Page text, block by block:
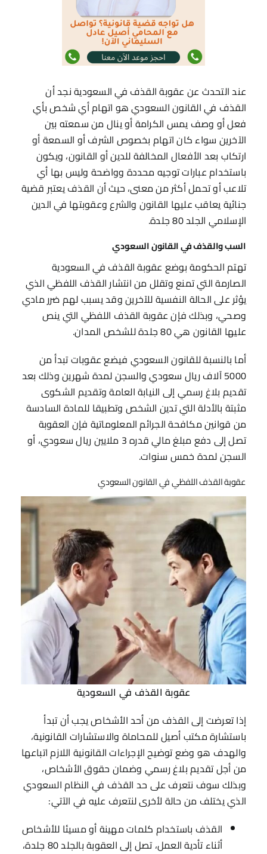
عند التحدث عن عقوبة القذف في السعودية نجد أن
القذف في القانون السعودي هو اتهام أي شخص بأي
فعل أو وصف يمس الكرامة أو ينال من سمعته بين
الآخرين سواء كان اتهام بخصوص الشرف أو السمعة أو
ارتكاب بعد الأفعال المخالفة للدين أو القانون، ويكون
باستخدام عبارات توجيه محددة وواضحة وليس بها أي
تلاعب أو تحمل أكثر من معنى، حيث أن القذف يعتبر قضية
جنائية يعاقب عليها القانون والشرع وعقوبتها في الدين
الإسلامي الجلد 80 جلدة.
السب والقذف في القانون السعودي
تهتم الحكومة بوضع عقوبة القذف في السعودية
الصارمة التي تمنع وتقلل من انتشار القذف اللفظي الذي
يؤثر على الحالة النفسية للآخرين وقد يسبب لهم ضرر مادي
وصحي، وبذلك فإن عقوبة القذف اللفظي التي ينص
عليها القانون هي 80 جلدة للشخص المدان.
أما بالنسبة للقانون السعودي فيضع عقوبات تبدأ من
5000 آلاف ريال سعودي والسجن لمدة شهرين وذلك بعد
تقديم بلاغ رسمي إلى النيابة العامة وتقديم الشكوى
مثبتة بالأدلة التي تدين الشخص وتطبيقا للمادة السادسة
من قوانين مكافحة الجرائم المعلوماتية فإن العقوبة
تصل إلى دفع مبلغ مالي قدره 3 ملايين ريال سعودي، أو
السجن لمدة خمس سنوات.
عقوبة القذف اللفظي في القانون السعودي
عقوبة القذف في السعودية
إذا تعرضت إلى القذف من أحد الأشخاص يجب أن تبدأ
باستشارة مكتب أصيل للمحاماة والاستشارات القانونية،
والهدف هو وضع توضيح الإجراءات القانونية اللازم اتباعها
من أجل تقديم بلاغ رسمي وضمان حقوق الأشخاص،
وبذلك سوف نتعرف على حد القذف في النظام السعودي
الذي يختلف من حالة لأخرى لنتعرف عليه في الآتي:
القذف باستخدام كلمات مهينة أو مسيئا للأشخاص
أثناء تأدية العمل، تصل إلى العقوبة بالجلد 80 جلدة،